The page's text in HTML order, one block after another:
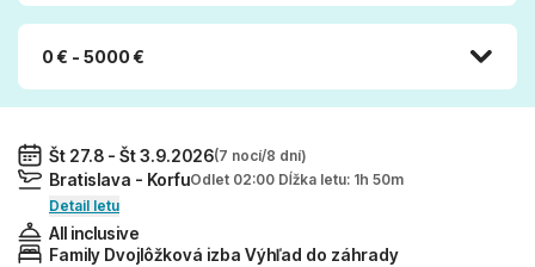
0 € - 5000 €
Št 27.8 - Št 3.9.2026(7 nocí/8 dní)
Bratislava - KorfuOdlet 02:00 Dĺžka letu: 1h 50m
Detail letu
All inclusive
Family Dvojlôžková izba Výhľad do záhrady